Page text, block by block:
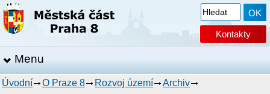
Kontakty
Menu
Úvodní O Praze 8 Rozvoj území
Archiv